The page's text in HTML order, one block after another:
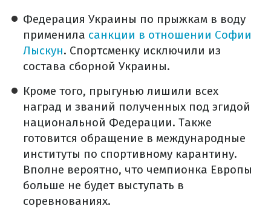
Федерация Украины по прыжкам в воду
применила санкции в отношении Софии
Лыскун. Спортсменку исключили из
состава сборной Украины.
Кроме того, прыгунью лишили всех
наград и званий полученных под эгидой
национальной Федерации. Также
готовится обращение в международные
институты по спортивному карантину.
Вполне вероятно, что чемпионка Европы
больше не будет выступать в
соревнованиях.